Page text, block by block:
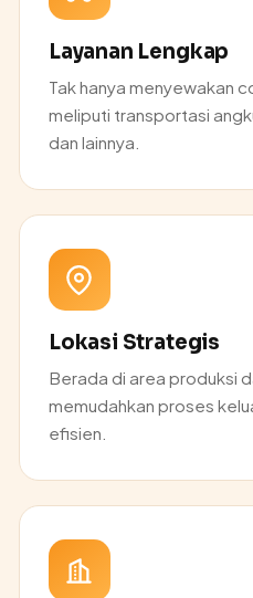
Layanan Lengkap
Tak hanya menyewakan
meliputi transportasi
dan lainnya.
Lokasi Strategis
Berada di area produksi
memudahkan proses
efisien.